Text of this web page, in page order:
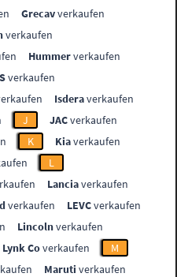
Grecavverkaufen
verkaufen
Hummerverkaufen
verkaufen
Isderaverkaufen
J JACverkaufen
K Kiaverkaufen
L
Lanciaverkaufen
verkaufen LEVCverkaufen
Lincolnverkaufen
Lynk Coverkaufen
M
Maruti verkaufen